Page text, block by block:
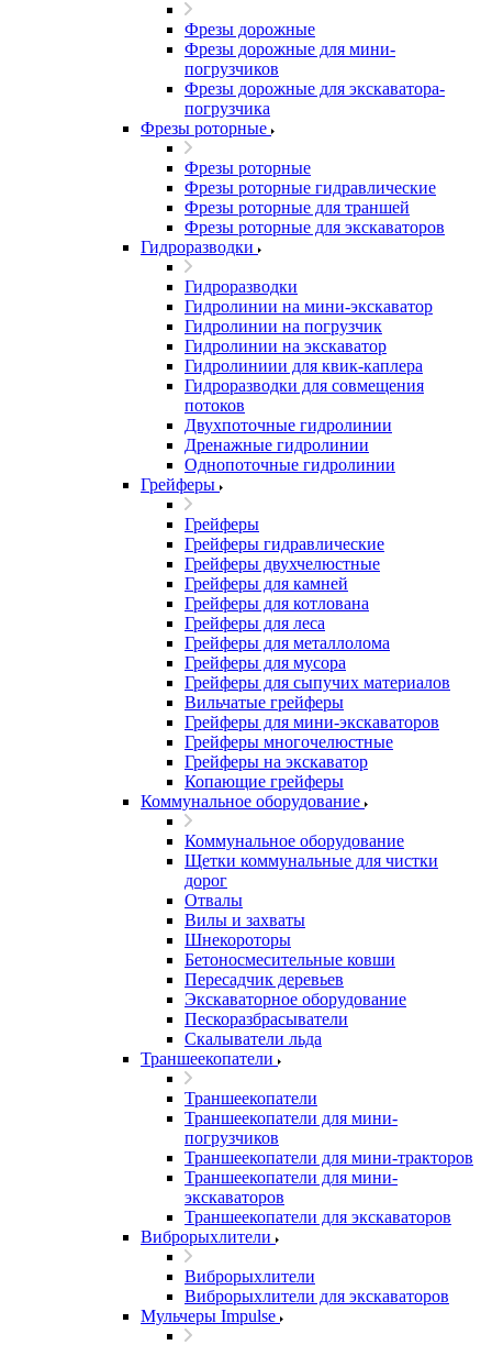
Фрезы дорожные
Фрезы дорожные для мини-
погрузчиков
Фрезы дорожные для экскаватора-
погрузчика
Фрезы роторные
Фрезы роторные
Фрезы роторные гидравлические
Фрезы роторные для траншей
Фрезы роторные для экскаваторов
Гидроразводки
Гидроразводки
Гидролинии на мини-экскаватор
Гидролинии на погрузчик
Гидролинии на экскаватор
Гидролиниии для квик-каплера
Гидроразводки для совмещения
потоков
Двухпоточные гидролинии
Дренажные гидролинии
Однопоточные гидролинии
Грейферы
Грейферы
Грейферы гидравлические
Грейферы двухчелюстные
Грейферы для камней
Грейферы для котлована
Грейферы для леса
Грейферы для металлолома
Грейферы для мусора
Грейферы для сыпучих материалов
Вильчатые грейферы
Грейферы для мини-экскаваторов
Грейферы многочелюстные
Грейферы на экскаватор
Копающие грейферы
Коммунальное оборудование
Коммунальное оборудование
Щетки коммунальные для чистки
дорог
Отвалы
Вилы и захваты
Шнекороторы
Бетоносмесительные ковши
Пересадчик деревьев
Экскаваторное оборудование
Пескоразбрасыватели
Скалыватели льда
Траншеекопатели
Траншеекопатели
Траншеекопатели для мини-
погрузчиков
Траншеекопатели для мини-тракторов
Траншеекопатели для мини-
экскаваторов
Траншеекопатели для экскаваторов
Виброрыхлители
Виброрыхлители
Виброрыхлители для экскаваторов
Мульчеры Impulse